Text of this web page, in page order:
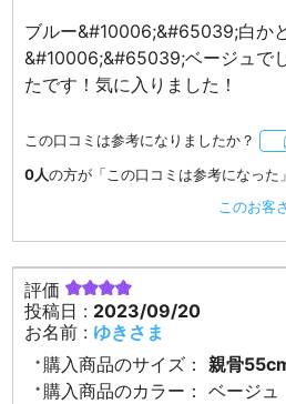
ブルー&#10006;&#65039;白か
&#10006;&#65039;ベージュで
たです！気に入りました！
この口コミは参考になりましたか？
0人の方が「この口コミは参考になった
このお客
評価
投稿日 : 2023/09/20
お名前 : ゆきさま
購入商品のサイズ：
親骨
購入商品のカラー：
ベージュ